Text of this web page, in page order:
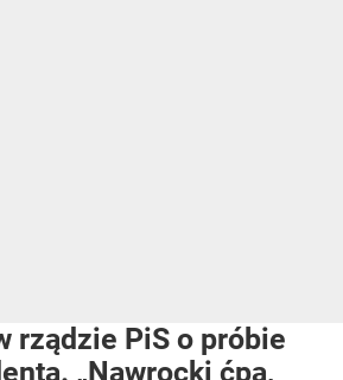
rządzie PiS o próbie
„Nawrocki ćpa,